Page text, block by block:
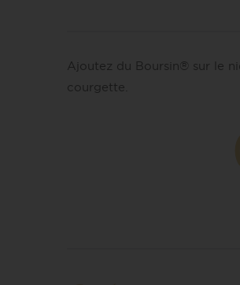
Ajoutez du Boursin® sur le
courgette.